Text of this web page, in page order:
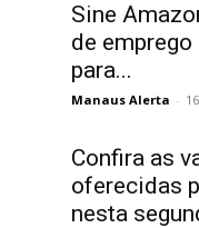
Sine
de
para...
Manaus Alerta -
Confira as
oferecidas
nesta